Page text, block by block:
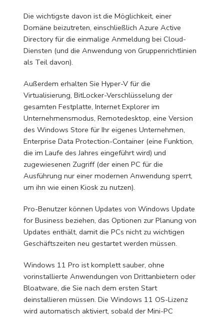
Die wichtigste davon ist die Möglichkeit, einer
Domäne beizutreten, einschließlich Azure Active
Directory für die einmalige Anmeldung bei Cloud-
Diensten (und die Anwendung von Gruppenrichtlinien
als Teil davon).
Außerdem erhalten Sie Hyper-V für die
Virtualisierung, BitLocker-Verschlüsselung der
gesamten Festplatte, Internet Explorer im
Unternehmensmodus, Remotedesktop, eine Version
des Windows Store für Ihr eigenes Unternehmen,
Enterprise Data Protection-Container (eine Funktion,
die im Laufe des Jahres eingeführt wird) und
zugewiesenen Zugriff (der einen PC für die
Ausführung nur einer modernen Anwendung sperrt,
um ihn wie einen Kiosk zu nutzen).
Pro-Benutzer können Updates von Windows Update
for Business beziehen, das Optionen zur Planung von
Updates enthält, damit die PCs nicht zu wichtigen
Geschäftszeiten neu gestartet werden müssen.
Windows 11 Pro ist komplett sauber, ohne
vorinstallierte Anwendungen von Drittanbietern oder
Bloatware, die Sie nach dem ersten Start
deinstallieren müssen. Die Windows 11 OS-Lizenz
wird automatisch aktiviert, sobald der Mini-PC